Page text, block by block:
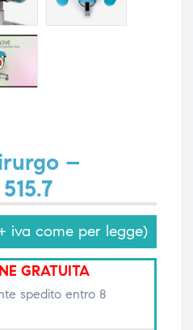
–
iva come per legge)
GRATUITA
spedito entro 8